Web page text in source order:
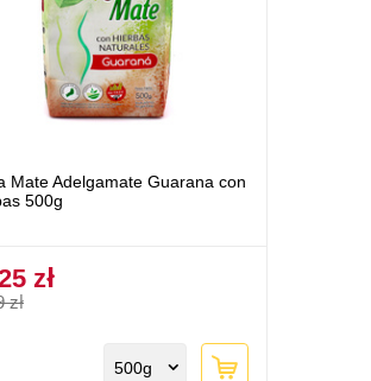
Mate Adelgamate Guarana con
500g
zł
zł
500g